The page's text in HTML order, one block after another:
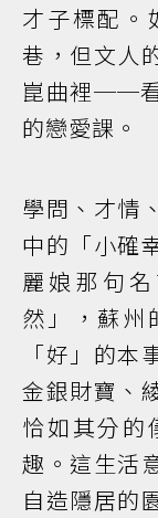
才子標配。
巷，但文人
崑曲裡──
的戀愛課。
學問、才情
中的「小確
麗娘那句
然」，蘇州
「好」的
金銀財寶、
恰如其分的
趣。這生活
自造隱居的